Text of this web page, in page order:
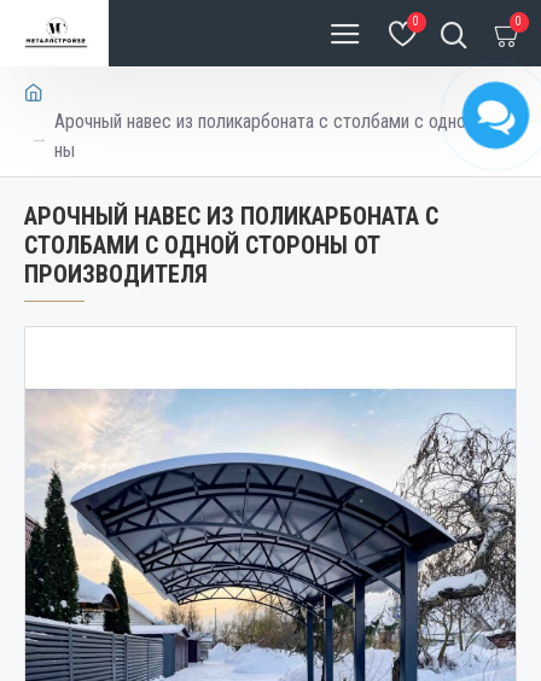
0 0
Арочный навес из поликарбоната с столбами с одной сторо
ны
АРОЧНЫЙ НАВЕС ИЗ ПОЛИКАРБОНАТА С
СТОЛБАМИ С ОДНОЙ СТОРОНЫ ОТ
ПРОИЗВОДИТЕЛЯ